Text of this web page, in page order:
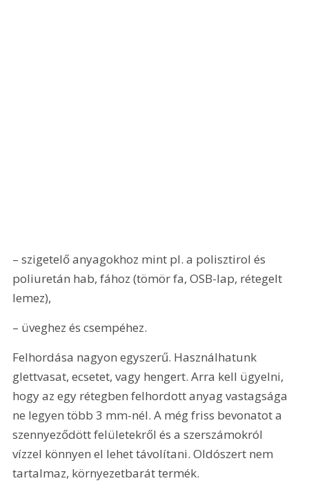
– szigetelő anyagokhoz mint pl. a polisztirol és
poliuretán hab, fához (tömör fa, OSB-lap, rétegelt
lemez),
– üveghez és csempéhez.
Felhordása nagyon egyszerű. Használhatunk
glettvasat, ecsetet, vagy hengert. Arra kell ügyelni,
hogy az egy rétegben felhordott anyag vastagsága
ne legyen több 3 mm-nél. A még friss bevonatot a
szennyeződött felületekről és a szerszámokról
vízzel könnyen el lehet távolítani. Oldószert nem
tartalmaz, környezetbarát termék.